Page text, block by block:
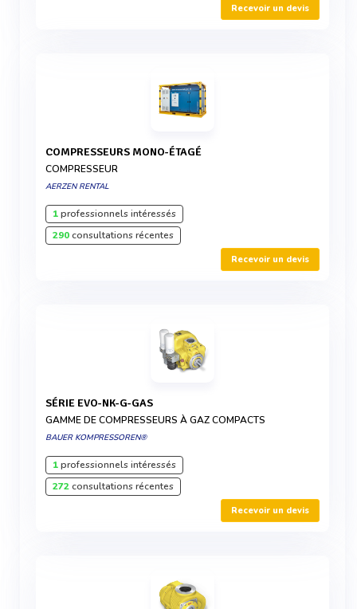
Recevoir un devis
COMPRESSEURS MONO-ÉTAGÉ
COMPRESSEUR
AERZEN RENTAL
1professionnels intéressés
290consultations récentes
Recevoir un devis
SÉRIE EVO-NK-G-GAS
GAMME DE COMPRESSEURS À GAZ COMPACTS
BAUER KOMPRESSOREN®
1professionnels intéressés
272consultations récentes
Recevoir un devis